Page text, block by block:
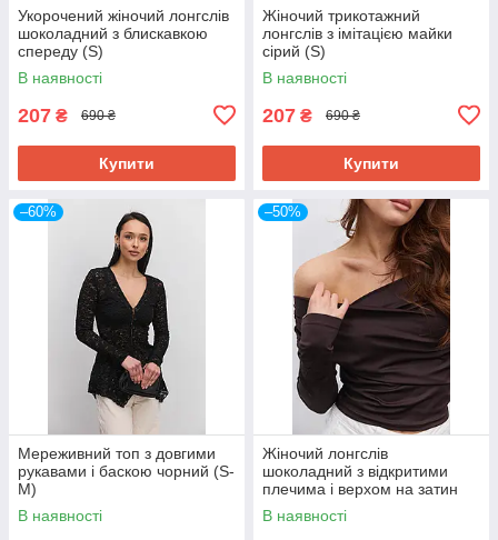
Укорочений жіночий лонгслів
шоколадний з блискавкою
спереду (S)
В наявності
207 ₴ 690 ₴
Купити
Жіночий трикотажний
лонгслів з імітацією майки
сірий (S)
В наявності
207 ₴ 690 ₴
Купити
–60%
Мереживний топ з довгими
рукавами і баскою чорний (S-
M)
В наявності
–50%
Жіночий лонгслів
шоколадний з відкритими
плечима і верхом на затин
(S)
В наявності